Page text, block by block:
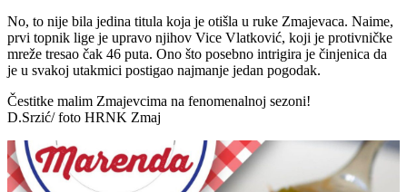
No, to nije bila jedina titula koja je otišla u ruke Zmajevaca. Naime,
prvi topnik lige je upravo njihov Vice Vlatković, koji je protivničke
mreže tresao čak 46 puta. Ono što posebno intrigira je činjenica da
je u svakoj utakmici postigao najmanje jedan pogodak.
Čestitke malim Zmajevcima na fenomenalnoj sezoni!
D.Srzić/ foto HRNK Zmaj